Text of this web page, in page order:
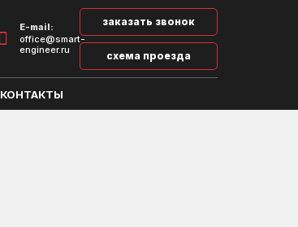
E-mail:
office@smart-
engineer.ru
заказать звонок
схема проезда
КОНТАКТЫ